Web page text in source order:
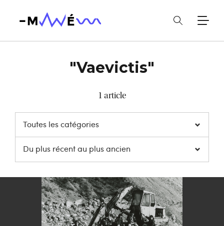
"Vaevictis"
1 article
Toutes les catégories
Du plus récent au plus ancien